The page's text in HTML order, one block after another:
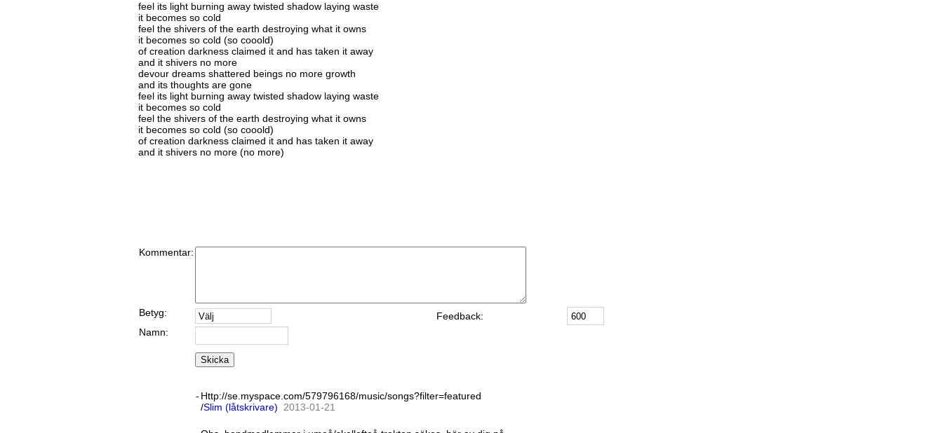
feel its light burning away twisted shadow laying waste
it becomes so cold
feel the shivers of the earth destroying what it owns
it becomes so cold (so cooold)
of creation darkness claimed it and has taken it away
and it shivers no more
devour dreams shattered beings no more growth
and its thoughts are gone
feel its light burning away twisted shadow laying waste
it becomes so cold
feel the shivers of the earth destroying what it owns
it becomes so cold (so cooold)
of creation darkness claimed it and has taken it away
and it shivers no more (no more)
Kommentar:
Betyg:
Feedback:
Namn:
Skicka
- Http://se.myspace.com/579796168/music/songs?filter=featured
/Slim (låtskrivare) 2013-01-21